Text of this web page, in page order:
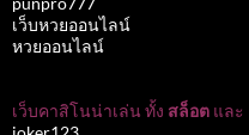
เว็บหวยออนไลน์
หวยออนไลน์
เว็บคาสิโนน่าเล่น ทั้ง สล็อต และ